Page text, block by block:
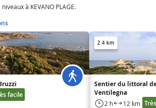
à KEVANO PLAGE.
facile
2.4 km
Sentier du littoral
Ventilegna
2 h 12 km